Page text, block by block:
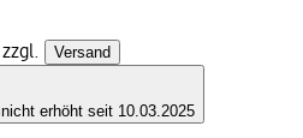
Versand
nicht erhöht seit 10.03.2025